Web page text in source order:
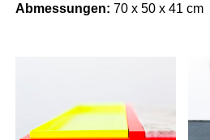
Abmessungen: 70 x 50 x 41 cm